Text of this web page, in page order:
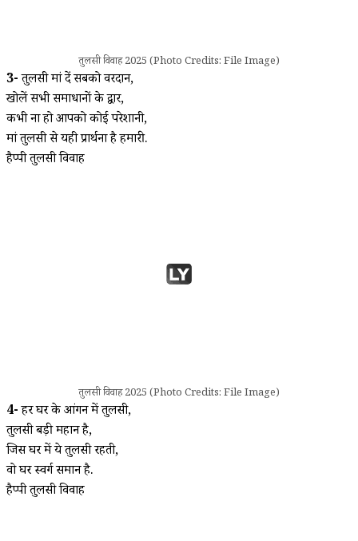
तुलसी विवाह 2025 (Photo Credits: File Image)
3-तुलसी मां दें सबको वरदान,
खोलें सभी समाधानों के द्वार,
कभी ना हो आपको कोई परेशानी,
मां तुलसी से यही प्रार्थना है हमारी.
हैप्पी तुलसी विवाह
तुलसी विवाह 2025 (Photo Credits: File Image)
4-हर घर के आंगन में तुलसी,
तुलसी बड़ी महान है,
जिस घर में ये तुलसी रहती,
वो घर स्वर्ग समान है.
हैप्पी तुलसी विवाह